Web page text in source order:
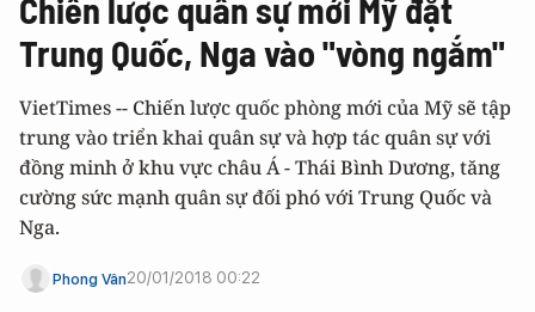
Chiến lược quân sự mới Mỹ đặt
Trung Quốc, Nga vào "vòng ngắm"
VietTimes -- Chiến lược quốc phòng mới của Mỹ sẽ tập
trung vào triển khai quân sự và hợp tác quân sự với
đồng minh ở khu vực châu Á - Thái Bình Dương, tăng
cường sức mạnh quân sự đối phó với Trung Quốc và
Nga.
Phong Vân20/01/2018 00:22